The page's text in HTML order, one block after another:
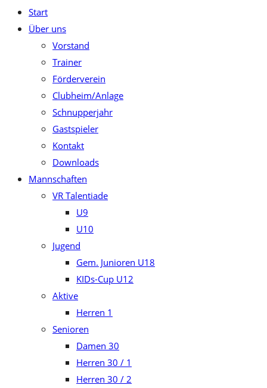
Start
Über uns
Vorstand
Trainer
Förderverein
Clubheim/Anlage
Schnupperjahr
Gastspieler
Kontakt
Downloads
Mannschaften
VR Talentiade
U9
U10
Jugend
Gem. Junioren U18
KIDs-Cup U12
Aktive
Herren 1
Senioren
Damen 30
Herren 30 / 1
Herren 30 / 2